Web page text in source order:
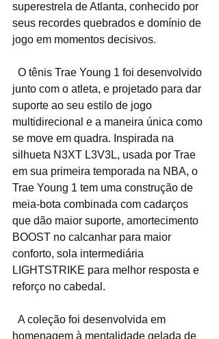
superestrela de Atlanta, conhecido por
seus recordes quebrados e domínio de
jogo em momentos decisivos.
junto com o atleta, e projetado para dar
suporte ao seu estilo de jogo
multidirecional e a maneira única como
se move em quadra. Inspirada na
silhueta N3XT L3V3L, usada por Trae
em sua primeira temporada na NBA, o
Trae Young 1 tem uma construção de
meia-bota combinada com cadarços
que dão maior suporte, amortecimento
BOOST no calcanhar para maior
conforto, sola intermediária
LIGHTSTRIKE para melhor resposta e
reforço no cabedal.
homenagem à mentalidade gelada de